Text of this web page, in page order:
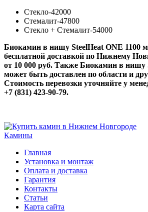
Стекло-42000
Стемалит-47800
Стекло + Стемалит-54000
Биокамин в нишу SteelHeat ONE 1100
бесплатной доставкой по Нижнему
от 10 000 руб. Также Биокамин в нишу
может быть доставлен по области и
Стоимость перевозки уточняйте у
+7 (831) 423-90-79.
Камины
Главная
Установка и монтаж
Оплата и доставка
Гарантия
Контакты
Статьи
Карта сайта